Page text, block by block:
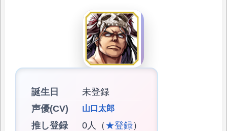
誕生日
未登録
声優(CV)
山口太郎
推し登録 0人（ ★登録）